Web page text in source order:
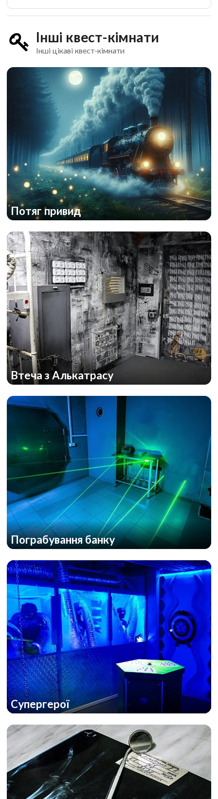
Інші квест-кімнати
Інші цікаві квест-кімнати
Потяг привид
Втеча з Алькатрасу
Пограбування банку
Супергерої